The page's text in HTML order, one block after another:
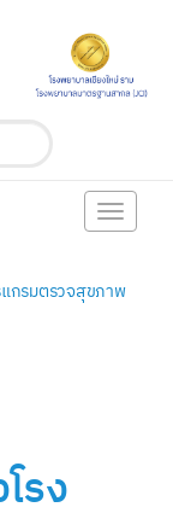
Toggle
แกรมตรวจสุขภาพ
รง